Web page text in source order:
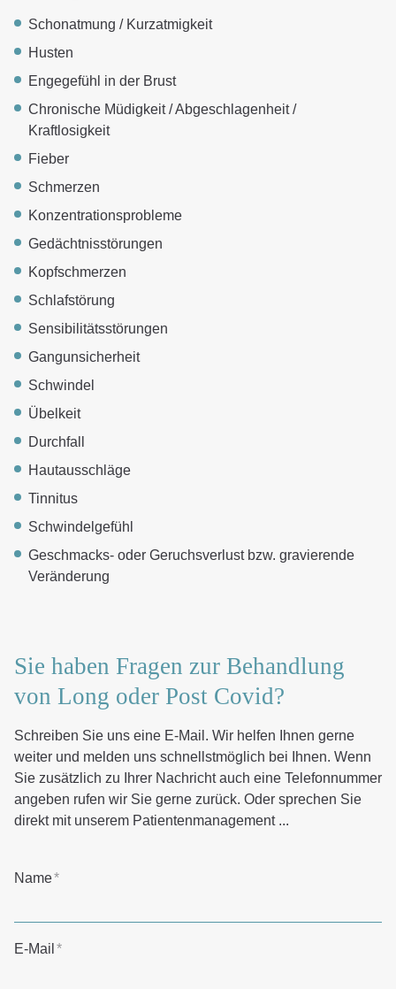
Schonatmung / Kurzatmigkeit
Husten
Engegefühl in der Brust
Chronische Müdigkeit / Abgeschlagenheit /
Kraftlosigkeit
Fieber
Schmerzen
Konzentrationsprobleme
Gedächtnisstörungen
Kopfschmerzen
Schlafstörung
Sensibilitätsstörungen
Gangunsicherheit
Schwindel
Übelkeit
Durchfall
Hautausschläge
Tinnitus
Schwindelgefühl
Geschmacks- oder Geruchsverlust bzw. gravierende
Veränderung
Sie haben Fragen zur Behandlung
von Long oder Post Covid?
Schreiben Sie uns eine E-Mail. Wir helfen Ihnen gerne
weiter und melden uns schnellstmöglich bei Ihnen. Wenn
Sie zusätzlich zu Ihrer Nachricht auch eine Telefonnummer
angeben rufen wir Sie gerne zurück. Oder sprechen Sie
direkt mit unserem Patientenmanagement ...
Name*
E-Mail *